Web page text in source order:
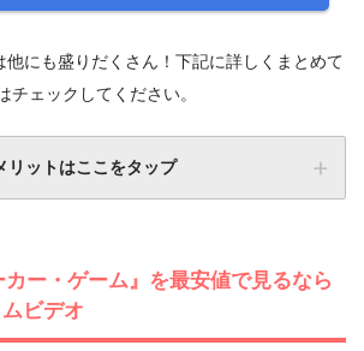
他にも盛りだくさん！下記に詳しくまとめて
チェックしてください。
リットはここをタップ
ー・ゲーム』を最安値で見るなら
ビデオ